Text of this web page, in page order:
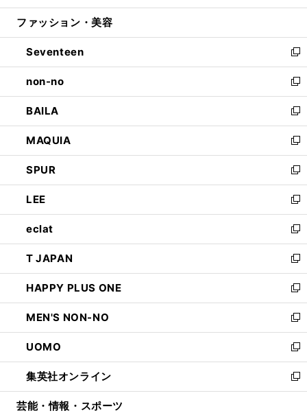
開
ウ
開
く
ン
ウ
で
開
く
ウ
ン
ド
ウ
で
開
く
ファッション・美容
Seventeen
新
し
い
ウ
ィ
ン
ド
ウ
で
開
く
non-no
新
し
い
ウ
ィ
ン
ド
ウ
で
開
く
BAILA
新
し
い
ウ
ィ
ン
ド
ウ
で
開
く
MAQUIA
新
し
い
ウ
ィ
ン
ド
ウ
で
開
く
SPUR
新
し
い
ウ
ィ
ン
ド
ウ
で
開
く
LEE
新
し
い
ウ
ィ
ン
ド
ウ
で
開
く
eclat
新
し
い
ウ
ィ
ン
ド
ウ
で
開
く
T JAPAN
新
し
い
ウ
ィ
ン
ド
ウ
で
開
HAPPY PLUS ONE
新
し
い
ウ
ィ
ン
ド
ウ
MEN'S NON-NO
新
し
い
ウ
ィ
ン
UOMO
新
し
い
ウ
集英社オンライン
新
し
芸能・情報・スポーツ